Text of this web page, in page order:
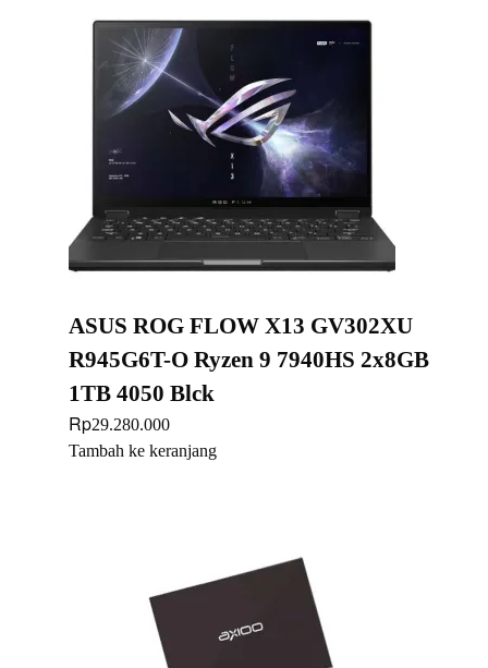
ASUS ROG FLOW X13 GV302XU
R945G6T-O Ryzen 9 7940HS 2x8GB
1TB 4050 Blck
Rp29.280.000
Tambah ke keranjang